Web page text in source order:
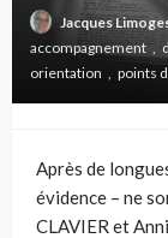
Jacques
accompagnement
orientation
points
Après de
évidence – ne
CLAVIER et